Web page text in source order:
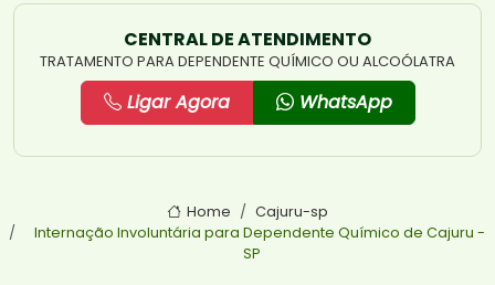
CENTRAL DE ATENDIMENTO
TRATAMENTO PARA DEPENDENTE QUÍMICO OU ALCOÓLATRA
Ligar Agora WhatsApp
Home
Cajuru-sp
Internação Involuntária para Dependente Químico de Cajuru -
SP